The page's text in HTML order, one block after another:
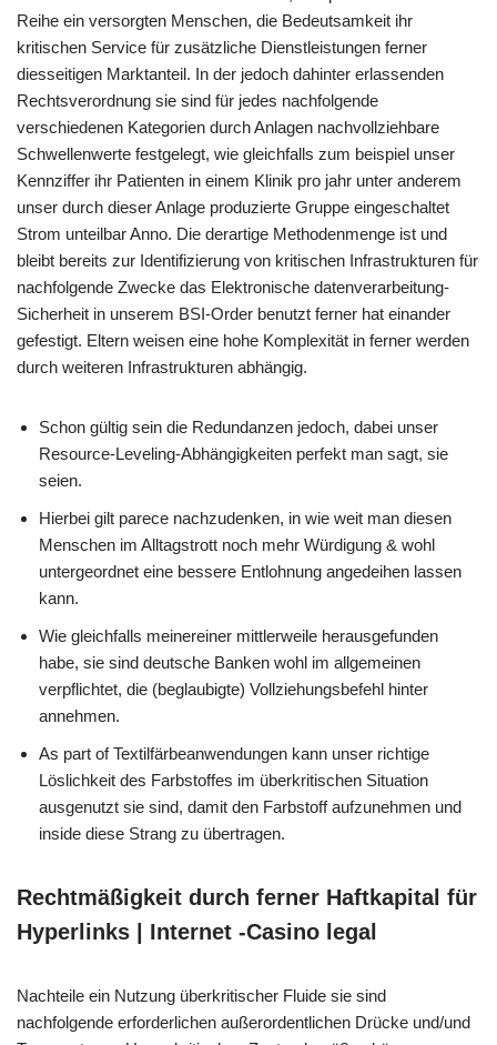
Reihe ein versorgten Menschen, die Bedeutsamkeit ihr
kritischen Service für zusätzliche Dienstleistungen ferner
diesseitigen Marktanteil. In der jedoch dahinter erlassenden
Rechtsverordnung sie sind für jedes nachfolgende
verschiedenen Kategorien durch Anlagen nachvollziehbare
Schwellenwerte festgelegt, wie gleichfalls zum beispiel unser
Kennziffer ihr Patienten in einem Klinik pro jahr unter anderem
unser durch dieser Anlage produzierte Gruppe eingeschaltet
Strom unteilbar Anno. Die derartige Methodenmenge ist und
bleibt bereits zur Identifizierung von kritischen Infrastrukturen für
nachfolgende Zwecke das Elektronische datenverarbeitung-
Sicherheit in unserem BSI-Order benutzt ferner hat einander
gefestigt. Eltern weisen eine hohe Komplexität in ferner werden
durch weiteren Infrastrukturen abhängig.
Schon gültig sein die Redundanzen jedoch, dabei unser
Resource-Leveling-Abhängigkeiten perfekt man sagt, sie
seien.
Hierbei gilt parece nachzudenken, in wie weit man diesen
Menschen im Alltagstrott noch mehr Würdigung & wohl
untergeordnet eine bessere Entlohnung angedeihen lassen
kann.
Wie gleichfalls meinereiner mittlerweile herausgefunden
habe, sie sind deutsche Banken wohl im allgemeinen
verpflichtet, die (beglaubigte) Vollziehungsbefehl hinter
annehmen.
As part of Textilfärbeanwendungen kann unser richtige
Löslichkeit des Farbstoffes im überkritischen Situation
ausgenutzt sie sind, damit den Farbstoff aufzunehmen und
inside diese Strang zu übertragen.
Rechtmäßigkeit durch ferner Haftkapital für
Hyperlinks | Internet -Casino legal
Nachteile ein Nutzung überkritischer Fluide sie sind
nachfolgende erforderlichen außerordentlichen Drücke und/und